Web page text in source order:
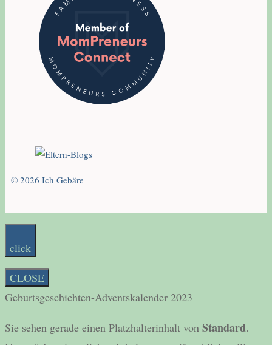
© 2026 Ich Gebäre
click
CLOSE
Geburtsgeschichten-Adventskalender 2023
Sie sehen gerade einen Platzhalterinhalt von Standard.